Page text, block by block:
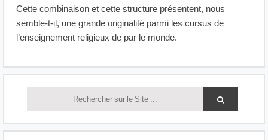
Cette combinaison et cette structure présentent, nous
semble-t-il, une grande originalité parmi les cursus de
l’enseignement religieux de par le monde.